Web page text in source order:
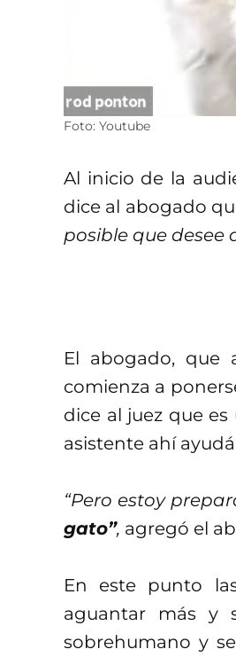
Foto: Youtube
Al inicio de la
dice al abogado
posible que desee
El abogado, que
comienza a
dice al juez que
asistente ahí
“Pero estoy
gato”, agregó el
En este punto
aguantar más y
sobrehumano y